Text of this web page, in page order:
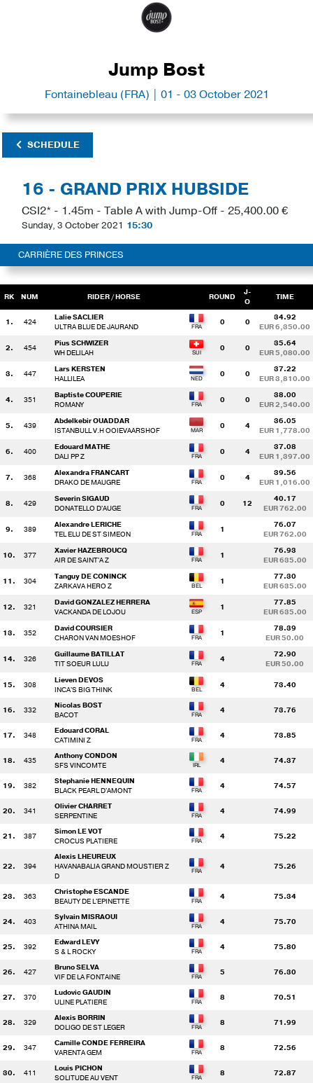
Jump Bost
Fontainebleau (FRA) | 01 - 03 October 2021
SCHEDULE
16 - GRAND PRIX HUBSIDE
CSI2* - 1.45m - Table A with Jump-Off - 25,400.00 €
Sunday, 3 October 2021 15:30
CARRIÈRE DES PRINCES
RK NUM RIDER / HORSE ROUND
J-
O
TIME
1. 424
Lalie SACLIER
ULTRA BLUE DE JAURAND
0 0
34.92
EUR 6,350.00
2. 454
Pius SCHWIZER
WH DELILAH
0 0
35.64
EUR 5,080.00
3. 447
Lars KERSTEN
HALLILEA
0 0
37.22
EUR 3,810.00
4. 351
Baptiste COUPERIE
ROMANY
0 0
38.00
EUR 2,540.00
5. 439
Abdelkebir OUADDAR
ISTANBULL V.H OOIEVAARSHOF
0 4
36.05
EUR 1,778.00
6. 400
Edouard MATHE
DALI PP Z
0 4
37.08
EUR 1,397.00
7. 368
Alexandra FRANCART
DRAKO DE MAUGRE
0 4
39.56
EUR 1,016.00
8. 429
Severin SIGAUD
DONATELLO D'AUGE
0 12
40.17
EUR 762.00
9. 389
Alexandre LERICHE
TEL ELU DE ST SIMEON
1
76.07
EUR 762.00
10. 377
Xavier HAZEBROUCQ
AIR DE SAINT'A Z
1
76.93
EUR 635.00
11. 304
Tanguy DE CONINCK
ZARKAVA HERO Z
1
77.30
EUR 635.00
12. 321
David GONZALEZ HERRERA
VACKANDA DE LOJOU
1
77.85
EUR 635.00
13. 352
David COURSIER
CHARON VAN MOESHOF
1
78.39
EUR 50.00
14. 326
Guillaume BATILLAT
TIT SOEUR LULU
4
72.90
EUR 50.00
15. 308
Lieven DEVOS
INCA'S BIG THINK
4 73.40
16. 332
Nicolas BOST
BACOT
4 73.76
17. 348
Edouard CORAL
CATIMINI Z
4 73.85
18. 435
Anthony CONDON
SFS VINCOMTE
4 74.37
19. 382
Stephanie HENNEQUIN
BLACK PEARL D'AMONT
4 74.57
20. 341
Olivier CHARRET
SERPENTINE
4 74.99
21. 387
Simon LE VOT
CROCUS PLATIERE
4 75.22
22. 394
Alexis LHEUREUX
HAVANABALIA GRAND MOUSTIER Z
D
4 75.26
23. 363
Christophe ESCANDE
BEAUTY DE L'EPINETTE
4 75.34
24. 403
Sylvain MISRAOUI
ATHINA MAIL
4 75.70
25. 392
Edward LEVY
S & L ROCKY
4 75.80
26. 427
Bruno SELVA
VIF DE LA FONTAINE
5 76.30
27. 370
Ludovic GAUDIN
ULINE PLATIERE
8 70.51
28. 329
Alexis BORRIN
DOLIGO DE ST LEGER
8 71.99
29. 347
Camille CONDE FERREIRA
VARENTA GEM
8 72.56
30. 411
Louis PICHON
SOLITUDE AU VENT
8 72.87